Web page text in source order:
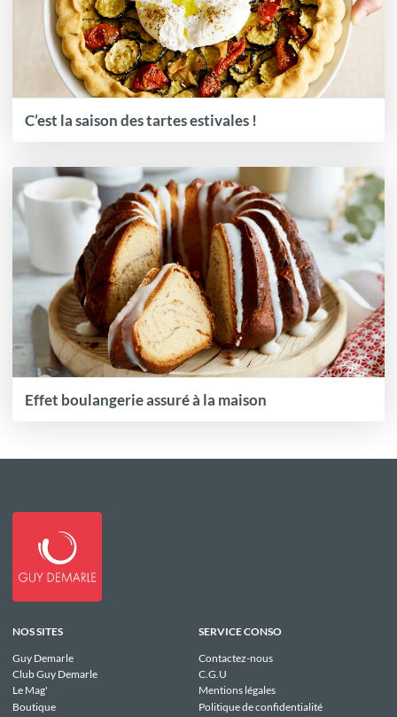
C’est la saison des tartes estivales !
Effet boulangerie assuré à la maison
NOS SITES
Guy Demarle
Club Guy Demarle
Le Mag'
Boutique
SERVICE CONSO
Contactez-nous
C.G.U
Mentions légales
Politique de confidentialité